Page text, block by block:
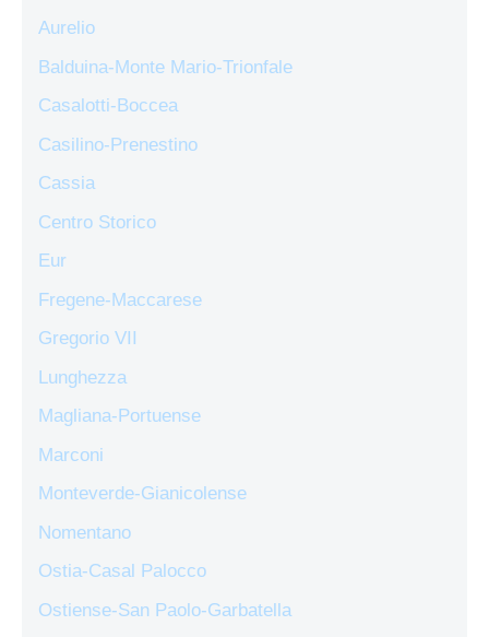
Aurelio
Balduina-Monte Mario-Trionfale
Casalotti-Boccea
Casilino-Prenestino
Cassia
Centro Storico
Eur
Fregene-Maccarese
Gregorio VII
Lunghezza
Magliana-Portuense
Marconi
Monteverde-Gianicolense
Nomentano
Ostia-Casal Palocco
Ostiense-San Paolo-Garbatella